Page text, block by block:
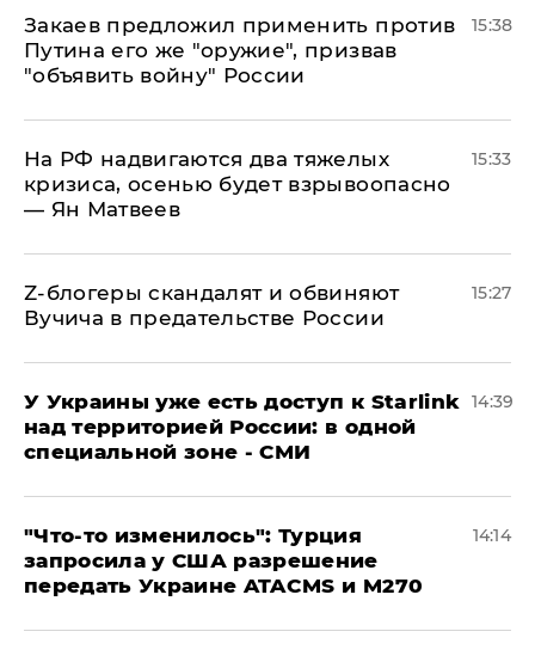
Закаев предложил применить против
Путина его же "оружие", призвав
"объявить войну" России
15:38
На РФ надвигаются два тяжелых
кризиса, осенью будет взрывоопасно
— Ян Матвеев
15:33
Z-блогеры скандалят и обвиняют
Вучича в предательстве России
15:27
У Украины уже есть доступ к Starlink
над территорией России: в одной
специальной зоне - СМИ
14:39
​"Что-то изменилось": Турция
запросила у США разрешение
передать Украине ATACMS и M270
14:14